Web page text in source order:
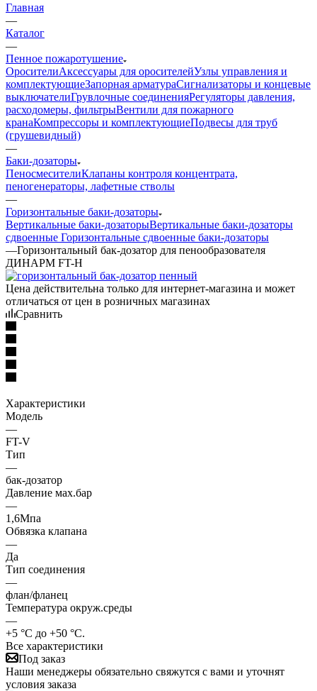
Главная
—
Каталог
—
Пенное пожаротушение
ОросителиАксессуары для оросителейУзлы управления и
комплектующиеЗапорная арматураСигнализаторы и концевые
выключателиГрувлочные соединенияРегуляторы давления,
расходомеры, фильтрыВентили для пожарного
кранаКомпрессоры и комплектующиеПодвесы для труб
(грушевидный)
—
Баки-дозаторы
ПеносмесителиКлапаны контроля концентрата,
пеногенераторы, лафетные стволы
—
Горизонтальные баки-дозаторы
Вертикальные баки-дозаторыВертикальные баки-дозаторы
сдвоенные Горизонтальные сдвоенные баки-дозаторы
—Горизонтальный бак-дозатор для пенообразователя
ДИНАРМ FT-H
Цена действительна только для интернет-магазина и может
отличаться от цен в розничных магазинах
Сравнить
Характеристики
Модель
—
FT-V
Тип
—
бак-дозатор
Давление мах.бар
—
1,6Мпа
Обвязка клапана
—
Да
Тип соединения
—
флан/фланец
Температура окруж.среды
—
+5 °С до +50 °С.
Все характеристики
Под заказ
Наши менеджеры обязательно свяжутся с вами и уточнят
условия заказа